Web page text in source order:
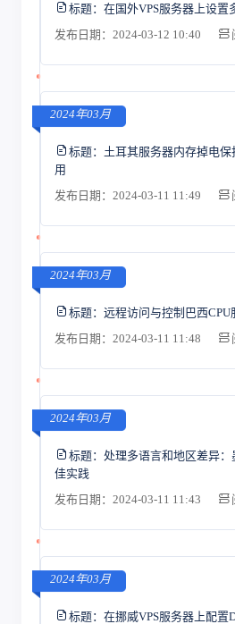
标题： 在国外VPS服务器上设置
发布日期：2024-03-12 10:40
2024年03月
标题： 土耳其服务器内存掉电
用
发布日期：2024-03-11 11:49
2024年03月
标题： 远程访问与控制巴西
发布日期：2024-03-11 11:48
2024年03月
标题： 处理多语言和地区差异
佳实践
发布日期：2024-03-11 11:43
2024年03月
标题： 在挪威VPS服务器上配置